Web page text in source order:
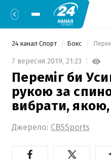
24 канал Спорт Бокс
7 вересня 2019, 21:23
Переміг би
рукою за
вибрати,
Джерело: CBSSports